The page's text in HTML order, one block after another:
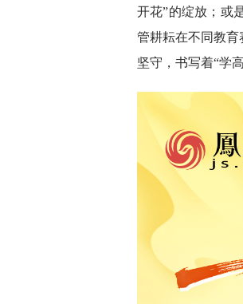
开花”的绽放；或
管耕耘在不同教
坚守，书写着“学